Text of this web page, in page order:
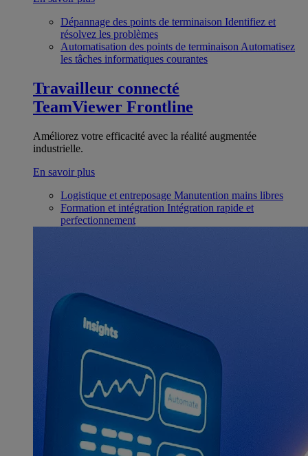
Dépannage des points de terminaison Identifiez et
résolvez les problèmes
Automatisation des points de terminaison Automatisez
les tâches informatiques courantes
Travailleur connecté
TeamViewer Frontline
Améliorez votre efficacité avec la réalité augmentée
industrielle.
En savoir plus
Logistique et entreposage Manutention mains libres
Formation et intégration Intégration rapide et
perfectionnement